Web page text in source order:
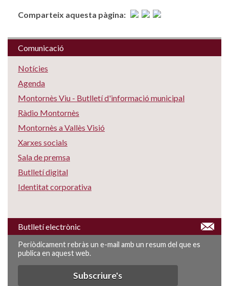
Comparteix aquesta pàgina:
Comunicació
Notícies
Agenda
Montornès Viu - Butlletí d'informació municipal
Ràdio Montornès
Montornès a Vallès Visió
Xarxes socials
Sala de premsa
Butlletí digital
Identitat corporativa
Butlletí electrònic
Periòdicament rebràs un e-mail amb un resum del que es
publica en aquest web.
Subscriure's